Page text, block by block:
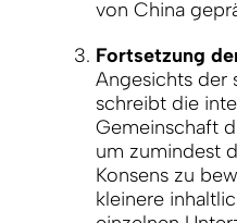
von China
Fortsetzung
Angesichts der
schreibt die
Gemeinschaft
um zumindest
Konsens zu
kleinere